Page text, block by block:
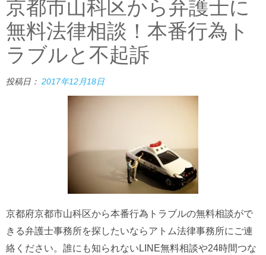
京都市山科区から弁護士に
無料法律相談！本番行為ト
ラブルと不起訴
投稿日： 2017年12月18日
京都府京都市山科区から本番行為トラブルの無料相談がで
きる弁護士事務所を探したいならアトム法律事務所にご連
絡ください。誰にも知られないLINE無料相談や24時間つな